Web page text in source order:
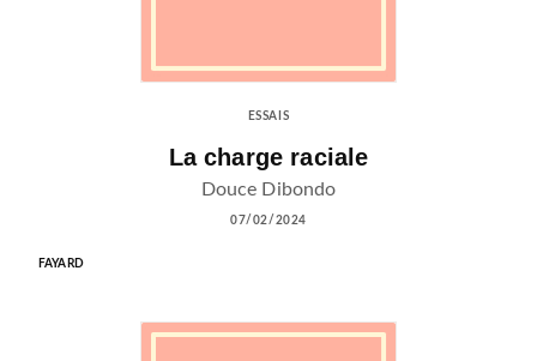
ESSAIS
La charge raciale
Douce Dibondo
07/02/2024
FAYARD